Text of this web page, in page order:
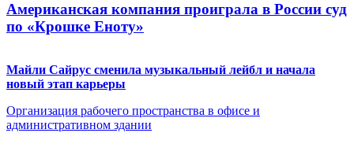
Американская компания проиграла в России суд
по «Крошке Еноту»
Майли Сайрус сменила музыкальный лейбл и начала
новый этап карьеры
Организация рабочего пространства в офисе и
административном здании